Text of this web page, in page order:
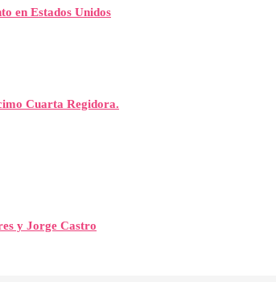
en Estados Unidos
Cuarta Regidora.
y Jorge Castro